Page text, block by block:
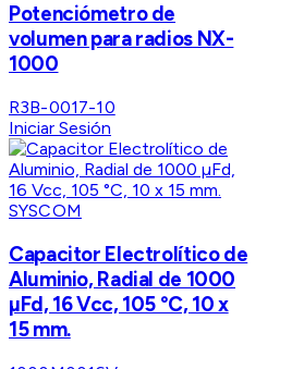
Potenciómetro de
volumen para radios NX-
1000
R3B-0017-10
Iniciar Sesión
SYSCOM
Capacitor Electrolítico de
Aluminio, Radial de 1000
µFd, 16 Vcc, 105 °C, 10 x
15 mm.